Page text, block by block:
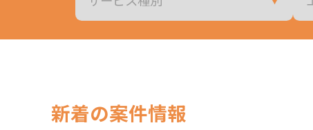
新着の案件情報